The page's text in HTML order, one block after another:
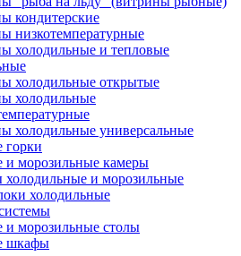
кондитерские
низкотемпературные
холодильные и тепловые
холодильные открытые
холодильные
холодильные универсальные
горки
и морозильные камеры
и морозильные
холодильные
и морозильные столы
шкафы